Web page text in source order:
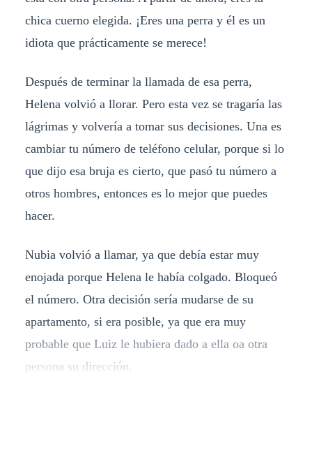
chica cuerno elegida. ¡Eres una perra y él es un
idiota que prácticamente se merece!
Después de terminar la llamada de esa perra,
Helena volvió a llorar. Pero esta vez se tragaría las
lágrimas y volvería a tomar sus decisiones. Una es
cambiar tu número de teléfono celular, porque si lo
que dijo esa bruja es cierto, que pasó tu número a
otros hombres, entonces es lo mejor que puedes
hacer.
Nubia volvió a llamar, ya que debía estar muy
enojada porque Helena le había colgado. Bloqueó
el número. Otra decisión sería mudarse de su
apartamento, si era posible, ya que era muy
probable que Luiz le hubiera dado a ella oa otra
persona su dirección.